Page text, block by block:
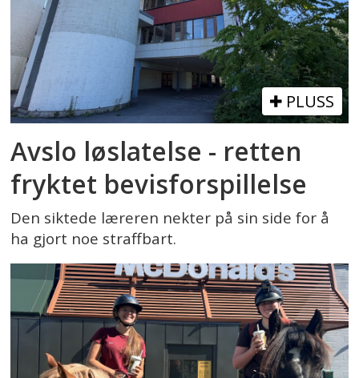
PLUSS
Avslo løslatelse - retten
fryktet bevisforspillelse
Den siktede læreren nekter på sin side for å
ha gjort noe straffbart.